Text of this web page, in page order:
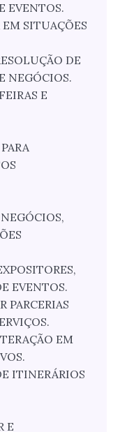
EVENTOS.
EM SITUAÇÕES
DE
NEGÓCIOS.
E
EVENTOS.
PARCERIAS
EM
ITINERÁRIOS
E